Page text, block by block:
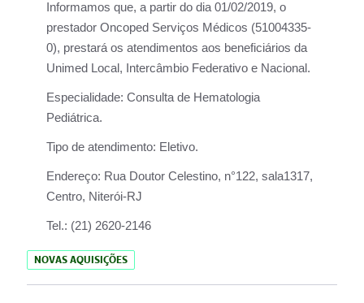
Informamos que, a partir do dia 01/02/2019, o
prestador Oncoped Serviços Médicos (51004335-
0), prestará os atendimentos aos beneficiários da
Unimed Local, Intercâmbio Federativo e Nacional.
Especialidade: Consulta de Hematologia
Pediátrica.
Tipo de atendimento: Eletivo.
Endereço: Rua Doutor Celestino, n°122, sala1317,
Centro, Niterói-RJ
Tel.: (21) 2620-2146
NOVAS AQUISIÇÕES